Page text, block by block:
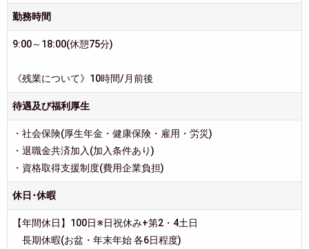
勤務時間
9:00～18:00(休憩75分)
《残業について》10時間/月前後
待遇及び福利厚生
・社会保険(厚生年金・健康保険・雇用・労災)
・退職金共済加入(加入条件あり)
・資格取得支援制度(費用企業負担)
休日･休暇
【年間休日】100日※日祝休み+第2・4土日
長期休暇(お盆・年末年始 各6日程度)